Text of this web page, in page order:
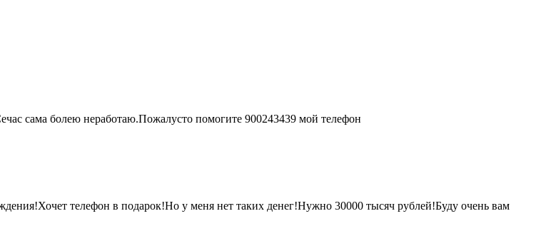
сама болею неработаю.Пожалусто помогите 900243439 мой телефон
телефон в подарок!Но у меня нет таких денег!Нужно 30000 тысяч рублей!Буду очень вам